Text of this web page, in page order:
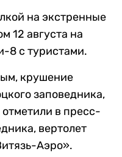
на экстренные
12 августа на
8 с туристами.
крушение
заповедника,
отметили в пресс-
вертолет
Аэро».